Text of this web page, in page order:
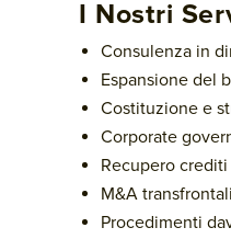
I Nostri
Consulenza in
Espansione del
Costituzione e
Corporate
Recupero
M&A
Procedimenti